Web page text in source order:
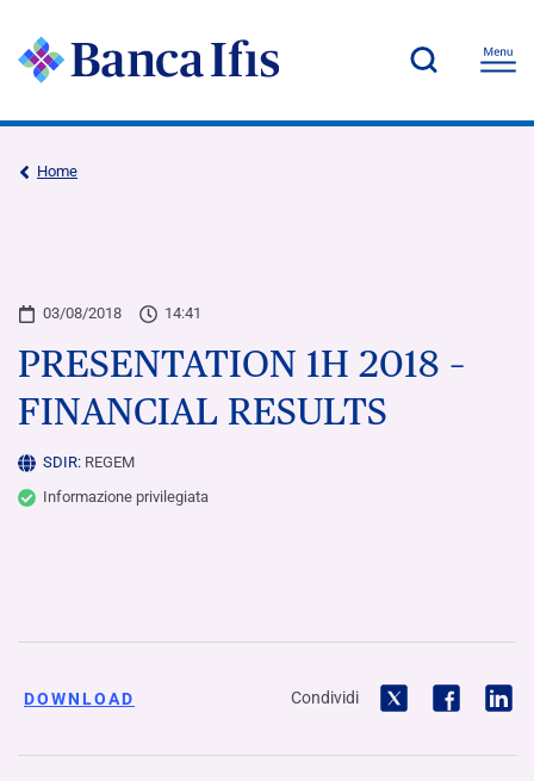
Home
03/08/2018 14:41
PRESENTATION 1H 2018 –
FINANCIAL RESULTS
SDIR: REGEM
Informazione privilegiata
DOWNLOAD Condividi